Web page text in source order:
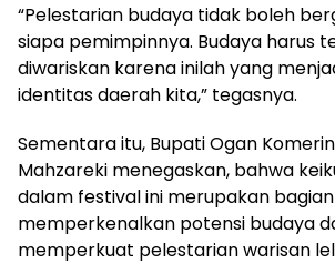
“Pelestarian budaya tidak boleh
siapa pemimpinnya. Budaya harus
diwariskan karena inilah yang
identitas daerah kita,” tegasnya.
Sementara itu, Bupati Ogan
Mahzareki menegaskan, bahwa
dalam festival ini merupakan
memperkenalkan potensi budaya
memperkuat pelestarian warisan